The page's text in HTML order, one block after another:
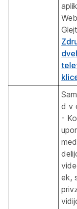
d v
- Ko
ek,